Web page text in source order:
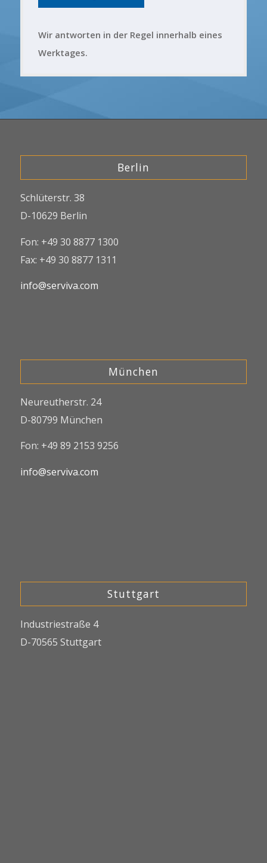
Wir antworten in der Regel innerhalb eines
Werktages.
Berlin
Schlüterstr. 38
D-10629 Berlin
Fon: +49 30 8877 1300
Fax: +49 30 8877 1311
info@serviva.com
München
Neureutherstr. 24
D-80799 München
Fon: +49 89 2153 9256
info@serviva.com
Stuttgart
Industriestraße 4
D-70565 Stuttgart